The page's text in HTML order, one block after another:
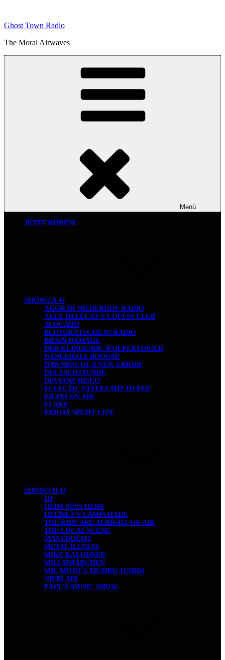
springen
Ghost Town Radio
The Moral Airwaves
Menü
JETZT HÖREN!
SHOWS A-G
AGGRAR NIEDERHOF RADIO
ALEX HELLCAT’S COFFIN CLUB
AVOCADO
BLUTGRÄTSCHE 05 RADIO
BRAIN DAMAGE
DER KLINGENDE WOLPERTINGER
DANCEHALL BOOOM!
DAWNING OF A NEW ERROR
DEUTSCHSTUNDE
DEVIANT DISCO
ECLECTIC STYLES MIT DJ PEE
ER-EM ON AIR
FLAKE
FRIDAY NIGHT LIVE
SHOWS H-Q
H1
HEIM SÜSS HEIM
HELMET’S LAMPSHADE
THE KIDS ARE ALRIGHT ON AIR
THE LOCAL SCENE
MANEDOESIT
METAL ILLNESS
MIKE KALODNER
MILCHMÄDCHEN
MR. MOJO’S MUMBO JUMBO
NIEBLAIR
PAUL’S MUSIC SHOW